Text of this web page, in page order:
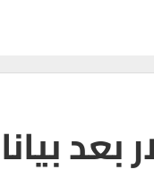
بعد